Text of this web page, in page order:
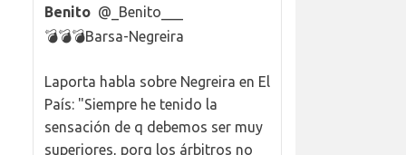
Benito @_Benito___
💣💣💣Barsa-Negreira
Laporta habla sobre Negreira en El
País: "Siempre he tenido la
sensación de q debemos ser muy
superiores, porq los árbitros no